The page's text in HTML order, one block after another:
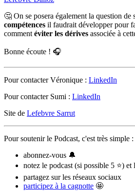
🤔 On se posera également la question de
compétences il faudrait développer pour
commentéviter les dérives associée à
Bonne écoute ! 🎧
Pour contacter Véronique : LinkedIn
Pour contacter Sumi : LinkedIn
Site de Lefebvre Sarrut
Pour soutenir le Podcast, c'est très simple :
abonnez-vous 🔔
notez le podcast (si possible 5 ⭐)
partagez sur les réseaux sociaux
participez à la cagnotte 🤩